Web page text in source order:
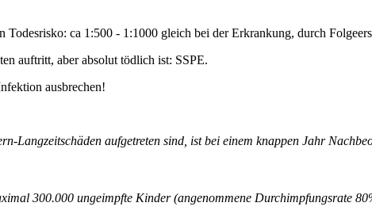
ca 1:500 - 1:1000 gleich bei der Erkrankung, durch
auftritt, aber absolut tödlich ist: SSPE.
ausbrechen!
Langzeitschäden aufgetreten sind, ist bei einem knappen Jahr
300.000 ungeimpfte Kinder (angenommene Durchimpfungsrate